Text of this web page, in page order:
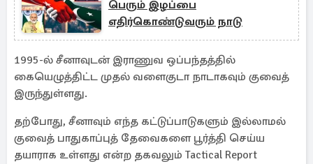
பெரும் இழப்பை
எதிர்கொண்டுவரும் நாடு
1995-ல் சீனாவுடன் இராணுவ ஒப்பந்தத்தில்
கையெழுத்திட்ட முதல் வளைகுடா நாடாகவும் குவைத்
இருந்துள்ளது.
தற்போது, சீனாவும் எந்த கட்டுப்பாடுகளும் இல்லாமல்
குவைத் பாதுகாப்புத் தேவைகளை பூர்த்தி செய்ய
தயாராக உள்ளது என்ற தகவலும் Tactical Report